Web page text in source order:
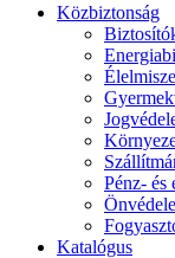
Közbiztonság
Pénz- és
Katalógus